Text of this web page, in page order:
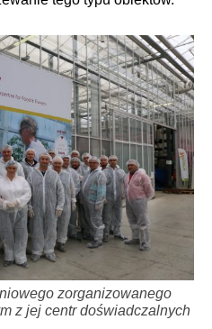
zorganizowanego
z jej centr doświadczalnych